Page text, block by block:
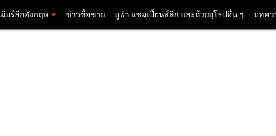
ยร์ลีกอังกฤษ ข่าวซื้อขาย ยูฟ่า แชมเปี้ยนส์ลีก และถ้วยยุโรปอื่น ๆ บทค